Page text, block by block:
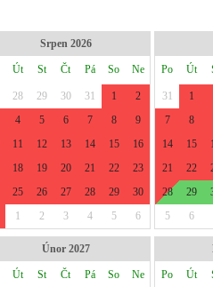
Srpen 2026
Út St Čt Pá So Ne
28 29 30 31 1
2
4 5 6 7 8
9
11 12 13 14 15
16
18 19 20 21 22
23
25 26 27 28 29
30
1 2 3 4 5 6
Po Út
31 1
7
8
14
15
21
22
28
29
5
6
Únor 2027
Út St Čt Pá So Ne Po Út